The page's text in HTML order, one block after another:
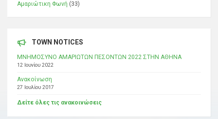
Αμαριώτικη Φωνή (33)
TOWN NOTICES
ΜΝΗΜΟΣΥΝΟ ΑΜΑΡΙΩΤΩΝ ΠΕΣΟΝΤΩΝ 2022 ΣΤΗΝ ΑΘΗΝΑ
12 Ιουνίου 2022
Ανακοίνωση
27 Ιουλίου 2017
Δείτε όλες τις ανακοινώσεις